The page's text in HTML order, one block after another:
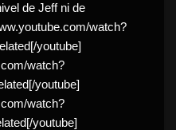
de Jeff ni de
watch?
youtube]
watch?
youtube]
watch?
youtube]